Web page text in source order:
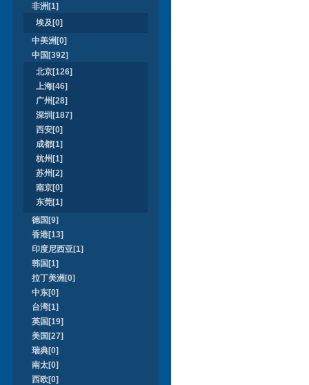
非洲[1]
埃及[0]
中美洲[0]
中国[392]
北京[126]
上海[46]
广州[28]
深圳[187]
西安[0]
成都[1]
杭州[1]
苏州[2]
南京[0]
东莞[1]
德国[9]
香港[13]
印度尼西亚[1]
韩国[1]
拉丁美洲[0]
中东[0]
台湾[1]
英国[19]
美国[27]
瑞典[0]
南太[0]
西欧[0]